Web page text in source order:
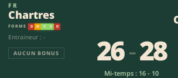
FR
Chartres
FORME D N V V D
Entraineur : -
AUCUN BONUS 26-28
Mi-temps : 16 - 10